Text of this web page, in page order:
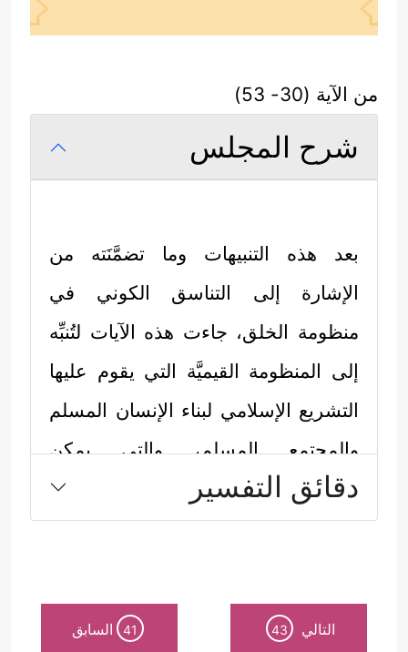
من الآية (30- 53)
شرح المجلس
بعد هذه التنبيهات وما تضمَّنَته من
الإشارة إلى التناسق الكوني في
منظومة الخلق، جاءت هذه الآيات لتُنبِّه
إلى المنظومة القيميَّة التي يقوم عليها
التشريع الإسلامي لبناء الإنسان المسلم
والمجتمع المسلم، والتي يمكن
استخلاصها في النقاط الآتية:
أولًا: الاستقامة على دين الله، الذي هو
وإقامة الصلاة:﴿فَأَقِمۡ وَجۡهَكَ لِلدِّینِ حَنِیفࣰا ۚ
دقائق التفسير
التالي 43
41 السابق